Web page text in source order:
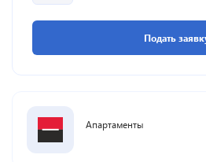
Подать
Апартаменты